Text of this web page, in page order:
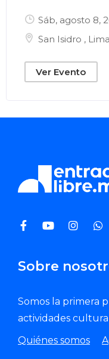
Sáb, agosto 8,
San Isidro , Lima
Ver Evento
Sobre
Somos la primera
actividades
Quiénes somos